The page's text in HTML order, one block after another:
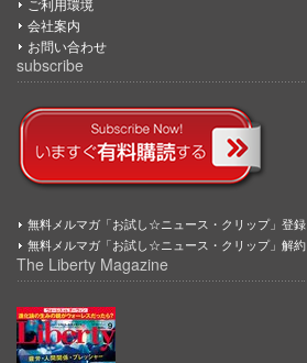
会社案内
お問い合わせ
subscribe
無料メルマガ「お試し☆ニュース・クリップ」登録
無料メルマガ「お試し☆ニュース・クリップ」解約
The Liberty Magazine